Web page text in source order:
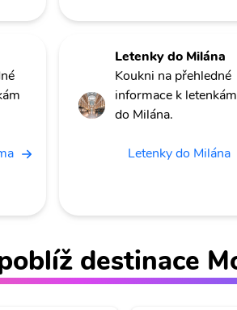
Letenky do Milána
Koukni na přehledné
informace k letenkám
do Milána.
Letenky do Milána
destinace